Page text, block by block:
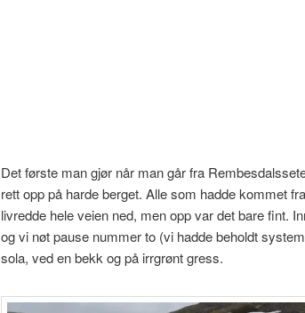
Det første man gjør når man går fra
rett opp på harde berget. Alle som hadde kommet
livredde hele veien ned, men opp var det bare fint.
og vi nøt pause nummer to (vi hadde beholdt
sola, ved en bekk og på irrgrønt gress.